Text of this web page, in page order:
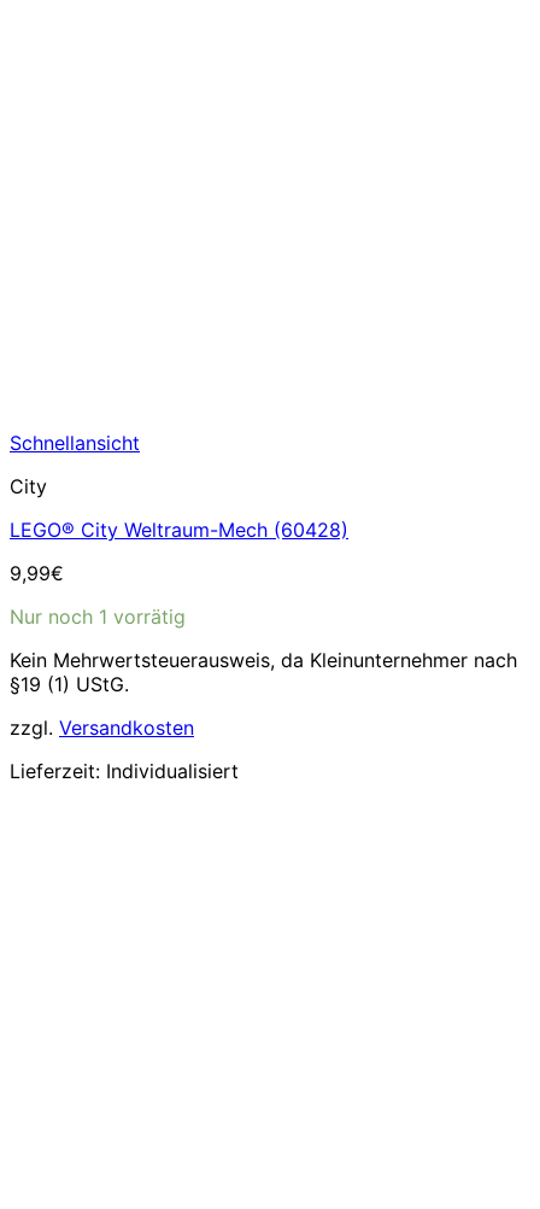
Schnellansicht
City
LEGO® City Weltraum-Mech (60428)
9,99€
Nur noch 1 vorrätig
Kein Mehrwertsteuerausweis, da Kleinunternehmer nach
§19 (1) UStG.
zzgl. Versandkosten
Lieferzeit: Individualisiert